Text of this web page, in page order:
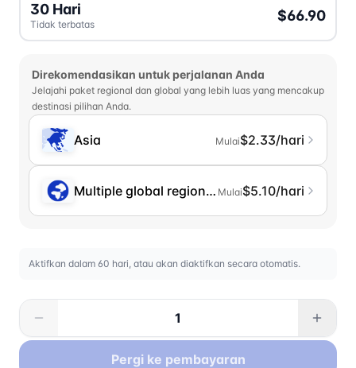
30 Hari
Tidak terbatas
$66.90
Direkomendasikan untuk perjalanan Anda
Jelajahi paket regional dan global yang lebih luas yang mencakup
destinasi pilihan Anda.
Asia Mulai$2.33/hari
Multiple global regions (incl. Chinese
Mulai$5.10/hari
Aktifkan dalam 60 hari, atau akan diaktifkan secara otomatis.
Pergi ke pembayaran